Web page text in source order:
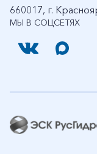
МЫ В СОЦСЕТЯХ
660017, г.